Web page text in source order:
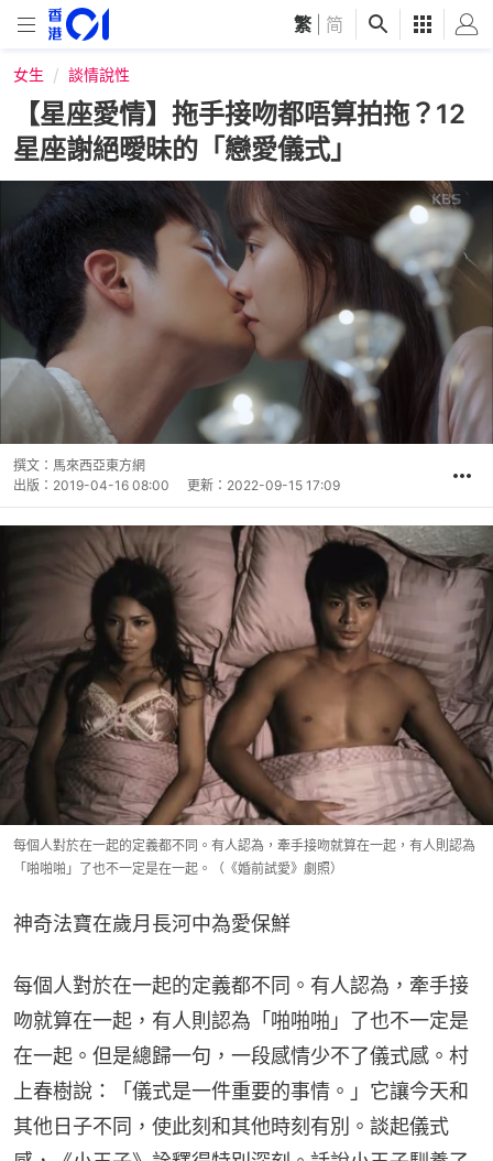
繁 简
女生 談情說性
【星座愛情】拖手接吻都唔算拍拖？12
星座謝絕曖昧的「戀愛儀式」
撰文： 馬來西亞東方網
出版： 2019-04-16 08:00 更新： 2022-09-15 17:09
每個人對於在一起的定義都不同。有人認為，牽手接吻就算在一起，有人則認為
「啪啪啪」了也不一定是在一起。（《婚前試愛》劇照）
神奇法寶在歲月長河中為愛保鮮
每個人對於在一起的定義都不同。有人認為，牽手接
吻就算在一起，有人則認為「啪啪啪」了也不一定是
在一起。但是總歸一句，一段感情少不了儀式感。村
上春樹說：「儀式是一件重要的事情。」它讓今天和
其他日子不同，使此刻和其他時刻有別。談起儀式